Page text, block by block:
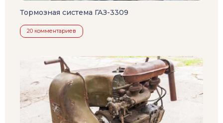
Тормозная система ГАЗ-3309
20 комментариев